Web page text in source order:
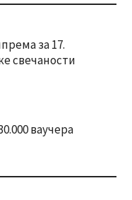
за 17.
свечаности
ваучера